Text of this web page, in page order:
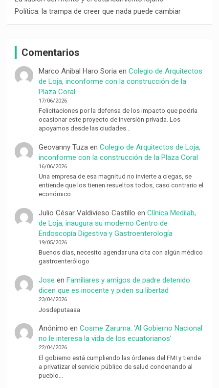
Política: la trampa de creer que nada puede cambiar
Comentarios
Marco Anibal Haro Soria en Colegio de Arquitectos
de Loja, inconforme con la construcción de la
Plaza Coral
17/06/2026
Felicitaciones por la defensa de los impacto que podría
ocasionar este proyecto de inversión privada. Los
apoyamos desde las ciudades…
Geovanny Tuzaen Colegio de Arquitectos de Loja,
inconforme con la construcción de la Plaza Coral
16/06/2026
Una empresa de esa magnitud no invierte a ciegas, se
entiende que los tienen resueltos todos, caso contrario el
económico…
Julio César Valdivieso Castillo en Clínica Medilab,
de Loja, inaugura su moderno Centro de
Endoscopía Digestiva y Gastroenterología
19/05/2026
Buenos días, necesito agendar una cita con algún médico
gastroenterólogo
Jose en Familiares y amigos de padre detenido
dicen que es inocente y piden su libertad
23/04/2026
Josdeputaaaa
Anónimo en Cosme Zaruma: ‘Al Gobierno Nacional
no le interesa la vida de los ecuatorianos’
22/04/2026
El gobierno está cumpliendo las órdenes del FMI y tiende
a privatizar el servicio público de salud condenando al
pueblo…